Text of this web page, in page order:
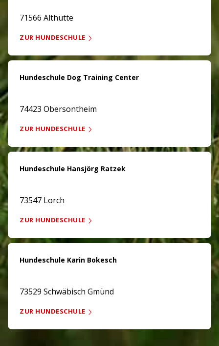
71566 Althütte
ZUR HUNDESCHULE
Hundeschule Dog Training Center
74423 Obersontheim
ZUR HUNDESCHULE
Hundeschule Hansjörg Ratzek
73547 Lorch
ZUR HUNDESCHULE
Hundeschule Karin Bokesch
73529 Schwäbisch Gmünd
ZUR HUNDESCHULE